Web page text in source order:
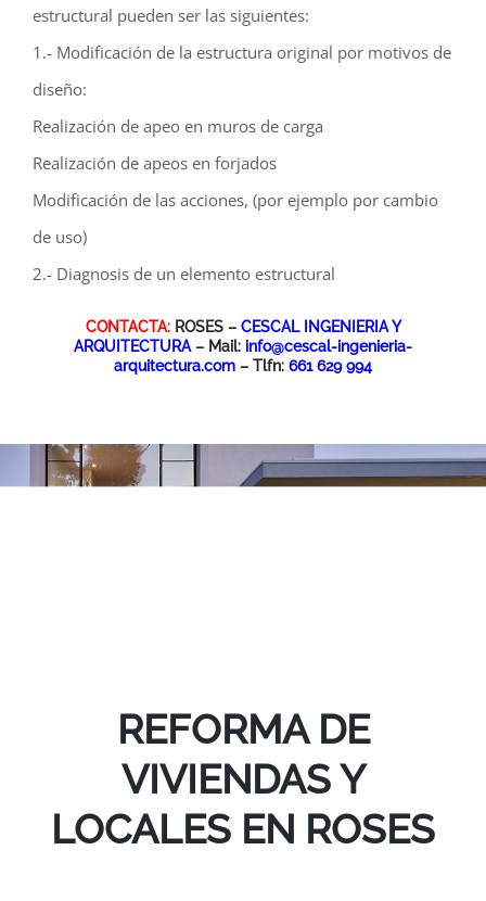
estructural pueden ser las siguientes:
1.- Modificación de la estructura original por motivos de
diseño:
Realización de apeo en muros de carga
Realización de apeos en forjados
Modificación de las acciones, (por ejemplo por cambio
de uso)
2.- Diagnosis de un elemento estructural
CONTACTA:ROSES – CESCAL INGENIERIA Y
ARQUITECTURA – Mail: info@cescal-ingenieria-
arquitectura.com – Tlfn: 661 629 994
REFORMA DE
VIVIENDAS Y
LOCALES EN ROSES